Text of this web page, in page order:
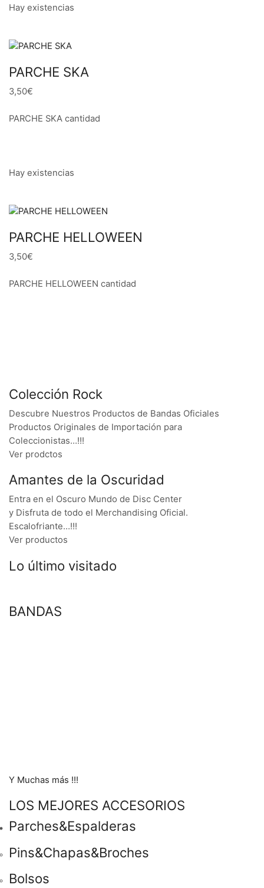
Hay existencias
PARCHE SKA
3,50€
PARCHE SKA cantidad
Hay existencias
PARCHE HELLOWEEN
3,50€
PARCHE HELLOWEEN cantidad
Colección Rock
Descubre Nuestros Productos de Bandas Oficiales
Productos Originales de Importación para
Coleccionistas…!!!
Ver prodctos
Amantes de la Oscuridad
Entra en el Oscuro Mundo de Disc Center
y Disfruta de todo el Merchandising Oficial.
Escalofriante…!!!
Ver productos
Lo último visitado
BANDAS
Y Muchas más !!!
LOS MEJORES ACCESORIOS
Parches&Espalderas
Pins&Chapas&Broches
Bolsos